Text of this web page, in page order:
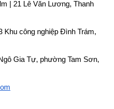
| 21 Lê Văn Lương, Thanh
Khu công nghiệp Đình Trám,
Gia Tự, phường Tam Sơn,